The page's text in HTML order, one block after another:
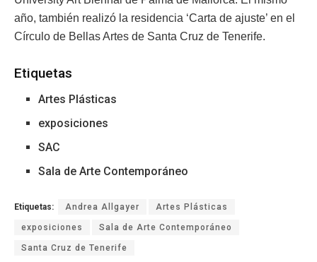
año, también realizó la residencia ‘Carta de ajuste’ en el
Círculo de Bellas Artes de Santa Cruz de Tenerife.
Etiquetas
Artes Plásticas
exposiciones
SAC
Sala de Arte Contemporáneo
Etiquetas: Andrea Allgayer Artes Plásticas
exposiciones Sala de Arte Contemporáneo
Santa Cruz de Tenerife